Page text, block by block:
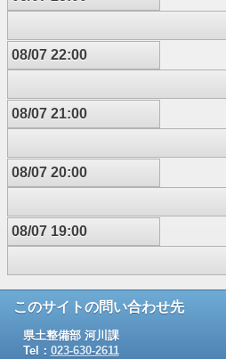
08/07 22:00
08/07 21:00
08/07 20:00
08/07 19:00
このサイトの問い合わせ先
県土整備部 河川課
Tel： 023-630-2611